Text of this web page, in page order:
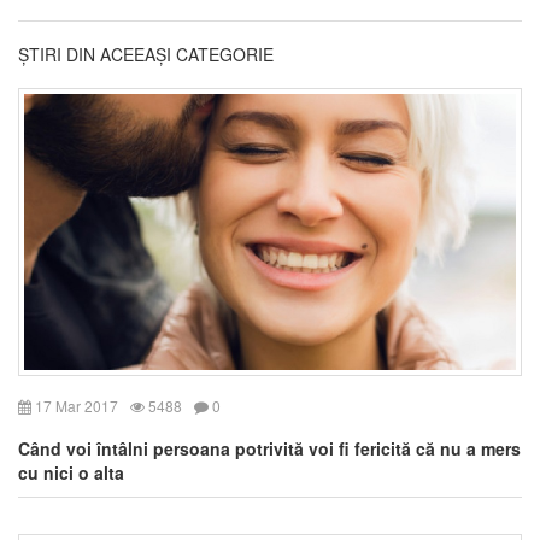
ȘTIRI DIN ACEEAȘI CATEGORIE
17 Mar 2017 5488 0
Când voi întâlni persoana potrivită voi fi fericită că nu a mers
cu nici o alta